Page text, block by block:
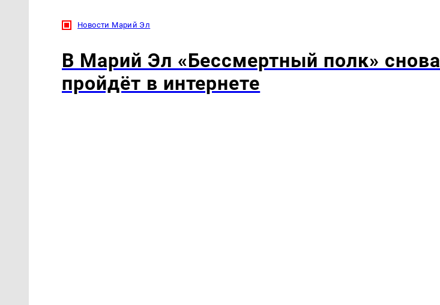
Новости Марий Эл
В Марий Эл «Бессмертный полк» снова
пройдёт в интернете